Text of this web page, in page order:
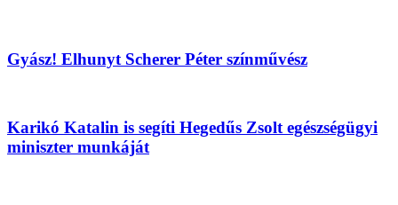
Gyász! Elhunyt Scherer Péter színművész
Karikó Katalin is segíti Hegedűs Zsolt egészségügyi
miniszter munkáját